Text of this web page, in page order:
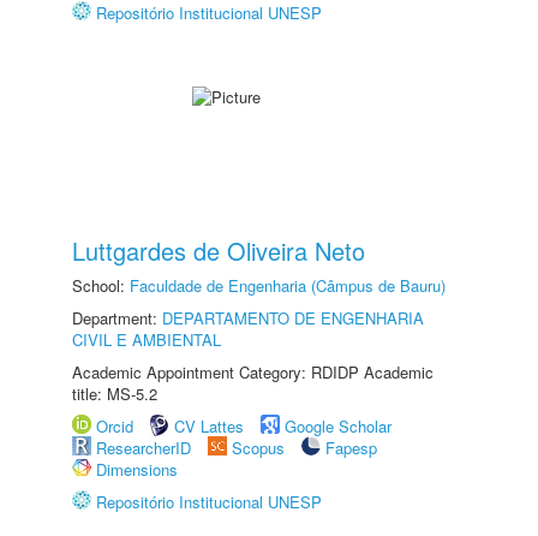
Repositório Institucional UNESP
Luttgardes de Oliveira Neto
School: Faculdade de Engenharia (Câmpus de Bauru)
Department: DEPARTAMENTO DE ENGENHARIA
CIVIL E AMBIENTAL
Academic Appointment Category: RDIDP Academic
title: MS-5.2
Orcid
CV Lattes
Google Scholar
ResearcherID
Scopus
Fapesp
Dimensions
Repositório Institucional UNESP